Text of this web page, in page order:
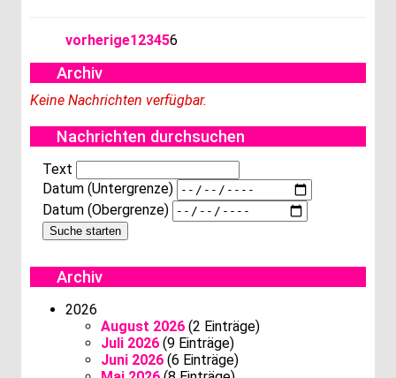
vorherige123456
Archiv
Keine Nachrichten verfügbar.
Nachrichten durchsuchen
Text
Datum (Untergrenze)
Datum (Obergrenze)
Archiv
2026
August 2026 (2 Einträge)
Juli 2026 (9 Einträge)
Juni 2026 (6 Einträge)